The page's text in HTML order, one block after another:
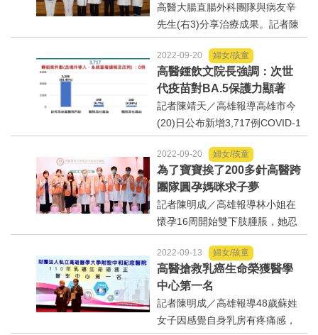
日(六)起免費為民眾施...
院研究成果榮登國際期刊
高醫大腸直腸外科團隊與病友辛
先生(右3)分享治療成果。記者陳
明成／高雄報導高雄醫學大學附
設中和紀念醫院引進達文西機械
手臂微創手術系統，是高屏區首
家引進達文西手術系統...
2022-09-20 婦女/孩童
高醫鍾飲文院長強調：次世
代疫苗對BA.5保護力顯著
記者陳靖天／高雄報導高雄市今
(20)日公布新增3,717例COVID-1
9本土確診個案、6例境外移入個
案，盛行率23.81%；目前負壓隔
離及專責病房總計679床，空床率
51.5%，量能充足無虞。統計9/1
2-9/18高雄市住宿式機...
2022-09-20 婦女/孩童
為了寶寶挨了200多針高醫跨
團隊圓孕媽咪求子夢
記者陳明成／高雄報導林小姐在
懷孕16周開始雙下肢腫脹，她忍
耐到24周疼痛難以行走，又併發
呼吸喘，經醫師抽血檢查及靜脈
超音波檢查後，發現是雙側下肢
靜脈血栓，好在及時發現，立即
接受低分子肝素治療，...
2022-09-13 婦女/孩童
高醫搶救乳癌生命榮獲醫學
中心第一名
記者陳明成／高雄報導48歲蘇姓
女子因感覺自身乳房有疼痛感，